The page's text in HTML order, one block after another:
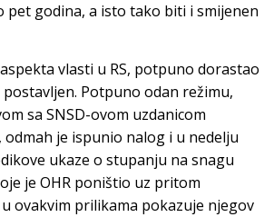
pet godina, a isto tako biti i smijenen
vlasti u RS, potpuno dorastao
Potpuno odan režimu,
sa SNSD-ovom uzdanicom
odmah je ispunio nalog i u nedelju
ukaze o stupanju na snagu
je OHR poništio uz pritom
ovakvim prilikama pokazuje njegov